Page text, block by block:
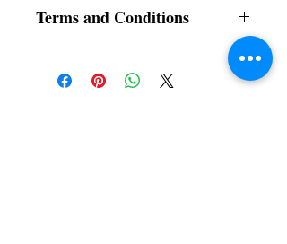
Terms and Conditions
refundable